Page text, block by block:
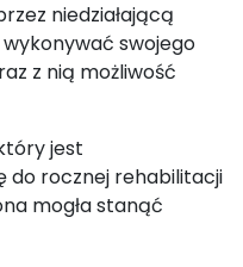
niedziałającą
wykonywać swojego
z nią możliwość
jest
do rocznej rehabilitacji
mogła stanąć